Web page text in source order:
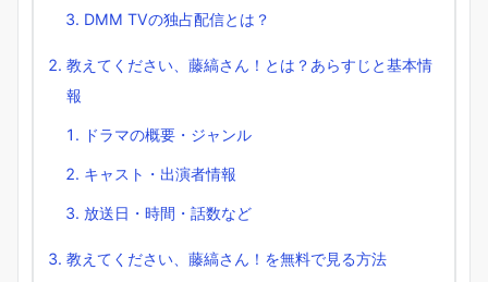
DMM TVの独占配信とは？
教えてください、藤縞さん！とは？あらすじと基本情
報
ドラマの概要・ジャンル
キャスト・出演者情報
放送日・時間・話数など
教えてください、藤縞さん！を無料で見る方法